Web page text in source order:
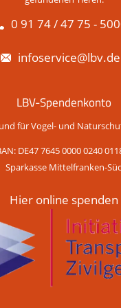
0 91 74 / 47 75 -
infoservice@lbv.de
LBV-Spendenkonto
für Vogel- und
DE47 7645 0000 0240
Sparkasse Mittelfranken-
Hier online spenden